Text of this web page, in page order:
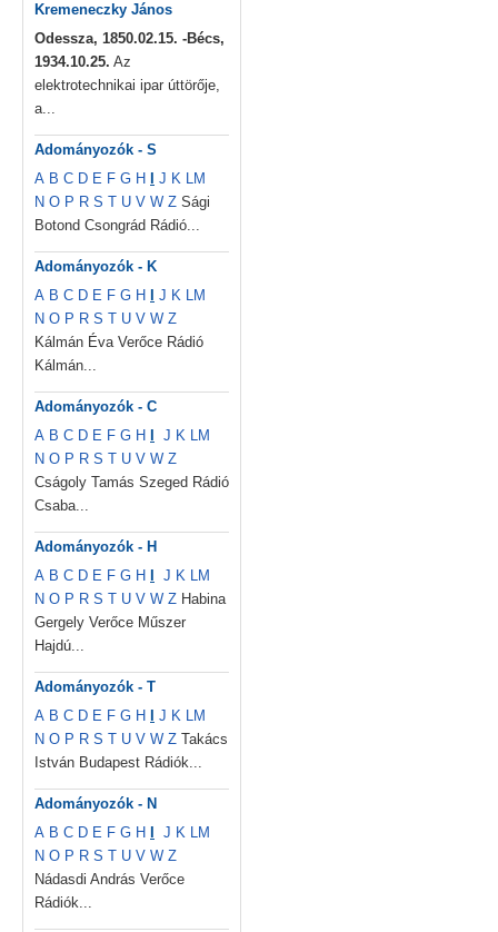
Kremeneczky János
Odessza, 1850.02.15. -Bécs,
1934.10.25. Az
elektrotechnikai ipar úttörője,
a...
Adományozók - S
A B C D E F G H J K LM
N O P R S T U V W Z Sági
Botond Csongrád Rádió...
Adományozók - K
A B C D E F G H J K LM
N O P R S T U V W Z
Kálmán Éva Verőce Rádió
Kálmán...
Adományozók - C
A B C D E F G H J K LM
N O P R S T U V W Z
Cságoly Tamás Szeged Rádió
Csaba...
Adományozók - H
A B C D E F G H J K LM
N O P R S T U V W Z Habina
Gergely Verőce Műszer
Hajdú...
Adományozók - T
A B C D E F G H J K LM
N O P R S T U V W Z Takács
István Budapest Rádiók...
Adományozók - N
A B C D E F G H J K LM
N O P R S T U V W Z
Nádasdi András Verőce
Rádiók...